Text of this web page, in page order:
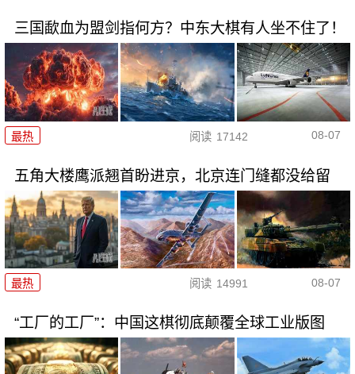
三国歃血为盟剑指何方？中东大棋有人坐不住了！
最热 阅读 17142 08-07
五角大楼鹰派翘首盼进京，北京连门缝都没给留
最热 阅读 14991 08-07
“工厂的工厂”：中国这棋彻底颠覆全球工业版图